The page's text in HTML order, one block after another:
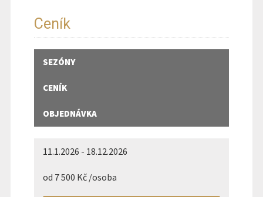
Ceník
SEZÓNY
CENÍK
OBJEDNÁVKA
11.1.2026 - 18.12.2026
od 7 500 Kč /osoba